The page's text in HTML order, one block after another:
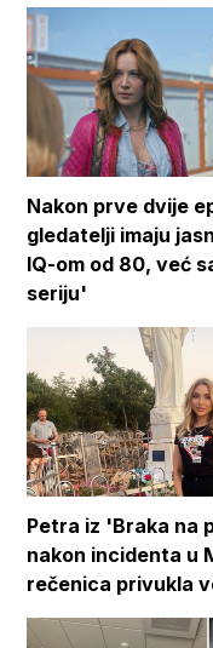
Nakon prve dvije
gledatelji imaju
IQ-om od 80, već
seriju'
Petra iz 'Braka na
nakon incidenta u
rečenica privukla